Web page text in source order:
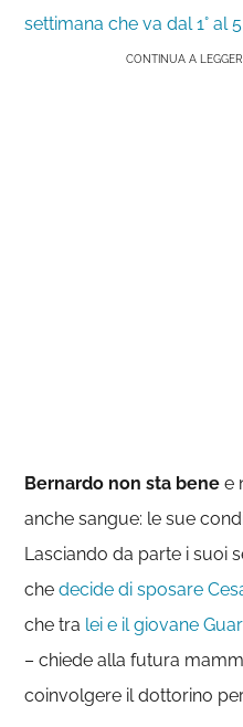
settimana che va dal 1° al
CONTINUA A
Bernardo non sta bene e
anche sangue: le sue
Lasciando da parte i suoi
chedecide di sposare
che tra lei e il giovane
– chiede alla futura
coinvolgere il dottorino